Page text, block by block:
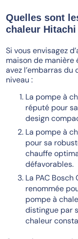
Quelles sont
chaleur Hitachi
Si vous envisagez
maison de manière
avez l’embarras
niveau :
La pompe à
réputé pour
design
La pompe à
pour sa
chauffe
défavorables.
La PAC
renommée
pompe à
distingue par
chaleur